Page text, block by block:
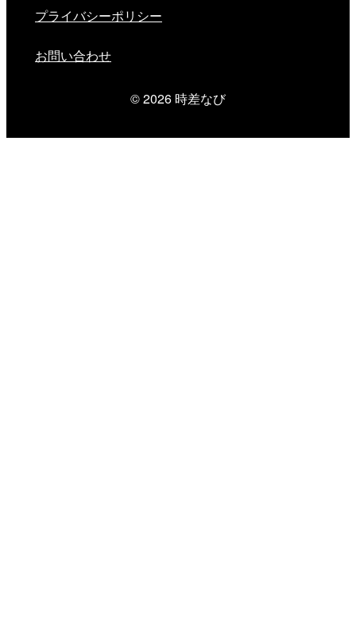
プライバシーポリシー
お問い合わせ
© 2026 時差なび